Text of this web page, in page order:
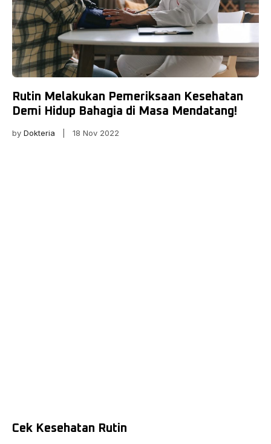
Rutin Melakukan Pemeriksaan Kesehatan
Demi Hidup Bahagia di Masa Mendatang!
by Dokteria | 18 Nov 2022
Cek Kesehatan Rutin